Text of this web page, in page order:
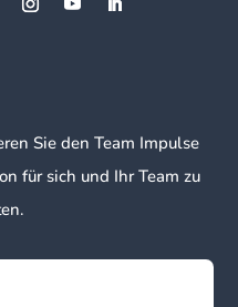
Sie den Team Impulse
für sich und Ihr Team zu